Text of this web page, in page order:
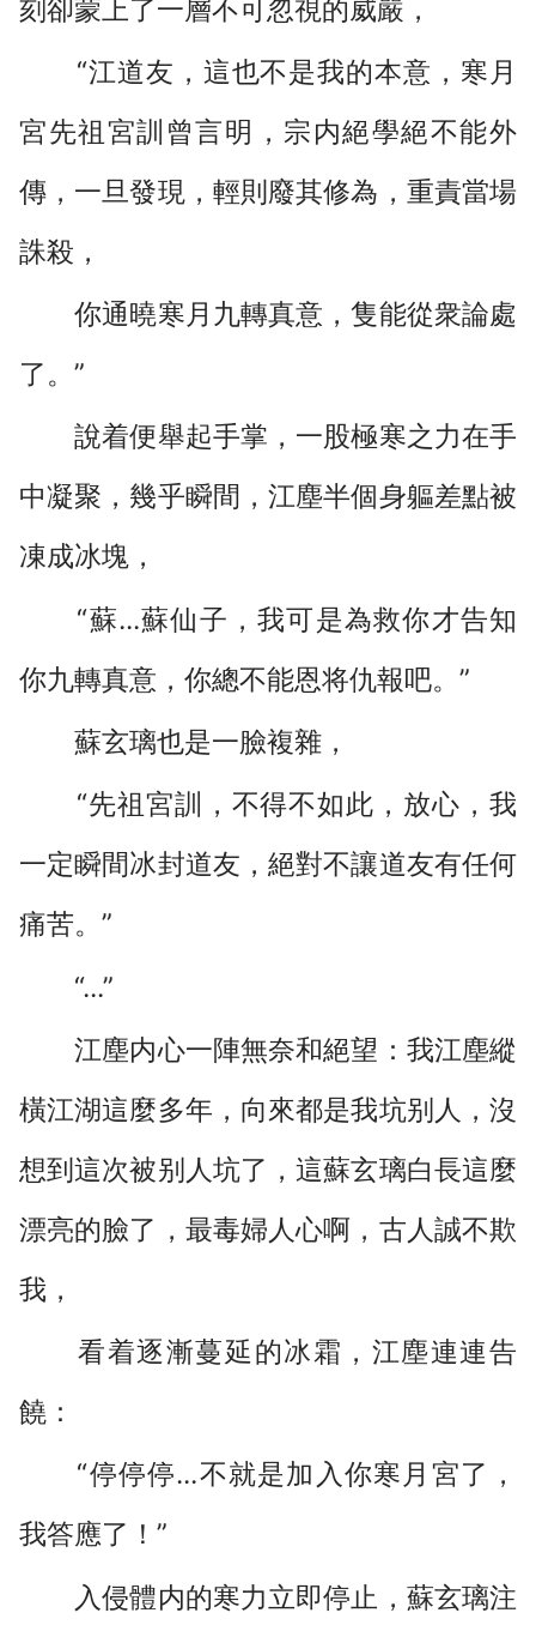
刻卻蒙上了一層不可忽視的威嚴，
“江道友，這也不是我的本意，寒月
宮先祖宮訓曾言明，宗内絕學絕不能外
傳，一旦發現，輕則廢其修為，重責當場
誅殺，
你通曉寒月九轉真意，隻能從衆論處
了。”
說着便舉起手掌，一股極寒之力在手
中凝聚，幾乎瞬間，江塵半個身軀差點被
凍成冰塊，
“蘇...蘇仙子，我可是為救你才告知
你九轉真意，你總不能恩将仇報吧。”
蘇玄璃也是一臉複雜，
“先祖宮訓，不得不如此，放心，我
一定瞬間冰封道友，絕對不讓道友有任何
痛苦。”
“...”
江塵内心一陣無奈和絕望：我江塵縱
橫江湖這麼多年，向來都是我坑别人，沒
想到這次被别人坑了，這蘇玄璃白長這麼
漂亮的臉了，最毒婦人心啊，古人誠不欺
我，
看着逐漸蔓延的冰霜，江塵連連告
饒：
“停停停...不就是加入你寒月宮了，
我答應了！”
入侵體内的寒力立即停止，蘇玄璃注